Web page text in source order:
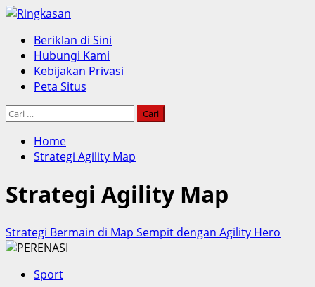
Skip
content
Primary
Menu
Beriklan di Sini
Hubungi Kami
Kebijakan Privasi
Peta Situs
Cari
Home
Strategi Agility Map
Strategi Agility Map
Strategi Bermain di Map Sempit dengan Agility Hero
Sport